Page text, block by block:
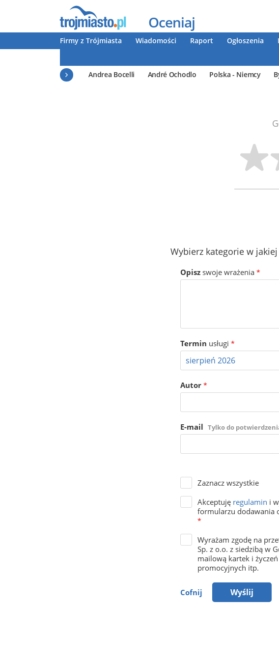
Oceniaj
Firmy z Trójmiasta Wiadomości Raport Ogłoszenia
Andrea Bocelli
André Ochodlo Polska - Niemcy
Wybierz kategorie w
Opisz swoje wrażenia *
Termin usługi *
Autor *
E-mail Tylko do
Zaznacz wszystkie
Akceptuję regulamin i
formularzu dodawania
*
Wyrażam zgodę na
Sp. z o.o. z siedzibą w
mailową kartek i
promocyjnych itp.
Cofnij Wyślij